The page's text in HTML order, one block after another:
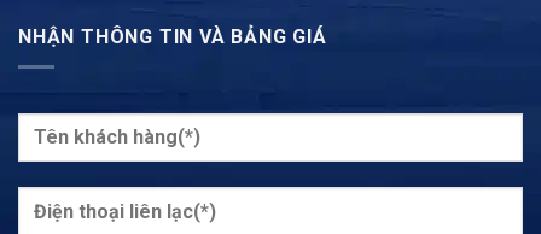
NHẬN THÔNG TIN VÀ BẢNG GIÁ